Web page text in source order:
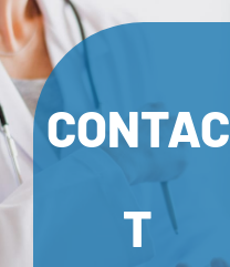
CONTAC
T